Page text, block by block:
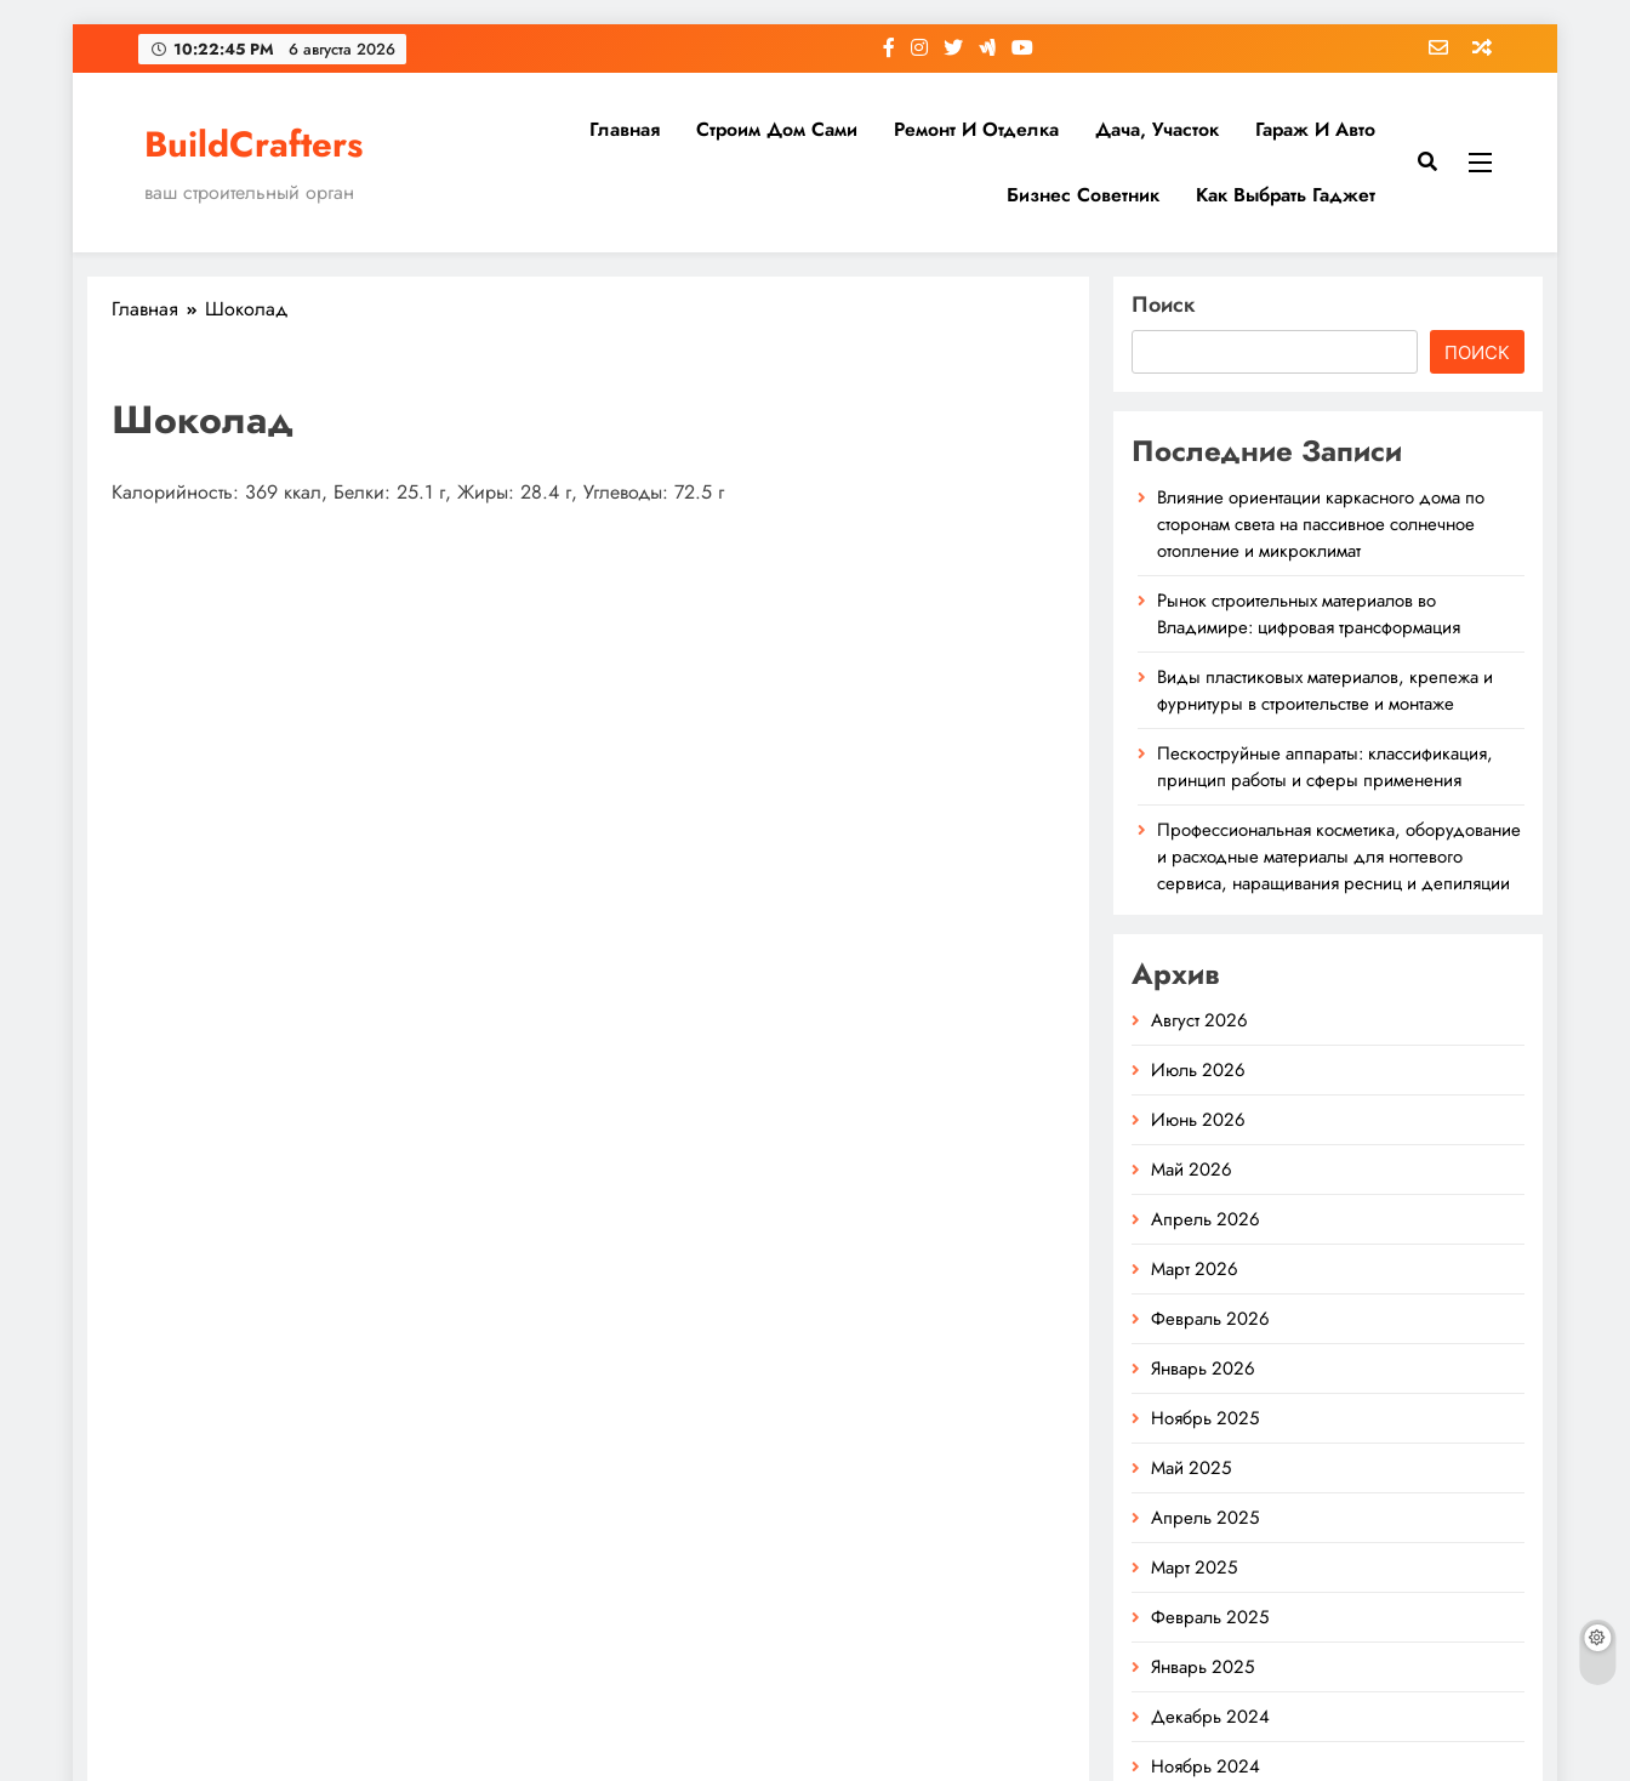
Перейти
к
10:22:46 PM 6 августа 2026
BuildCrafters
ваш строительный орган
Главная Строим Дом Сами Ремонт И Отделка Дача, Участок Гараж И Авто
Бизнес Советник Как Выбрать Гаджет
Главная Шоколад
Шоколад
Калорийность: 369 ккал, Белки: 25.1 г, Жиры: 28.4 г, Углеводы: 72.5 г
Поиск
ПОИСК
Последние Записи
Влияние ориентации каркасного дома по
сторонам света на пассивное солнечное
отопление и микроклимат
Рынок строительных материалов во
Владимире: цифровая трансформация
Виды пластиковых материалов, крепежа и
фурнитуры в строительстве и монтаже
Пескоструйные аппараты: классификация,
принцип работы и сферы применения
Профессиональная косметика, оборудование
и расходные материалы для ногтевого
сервиса, наращивания ресниц и депиляции
Архив
Август 2026
Июль 2026
Июнь 2026
Май 2026
Апрель 2026
Март 2026
Февраль 2026
Январь 2026
Ноябрь 2025
Май 2025
Апрель 2025
Март 2025
Февраль 2025
Январь 2025
Декабрь 2024
Ноябрь 2024